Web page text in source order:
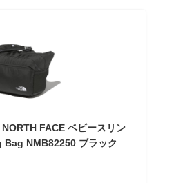
FACE ベビースリン
NMB82250 ブラック